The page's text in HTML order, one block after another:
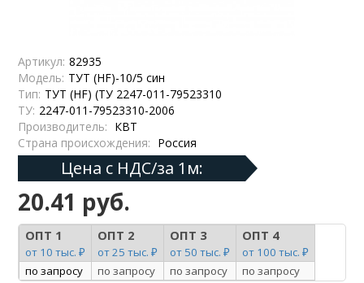
Артикул: 82935
Модель: ТУТ (HF)-10/5 син
Тип: ТУТ (HF) (ТУ 2247-011-79523310
ТУ: 2247-011-79523310-2006
Производитель: КВТ
Страна происхождения: Россия
Цена с НДС/за 1м:
20.41 руб.
ОПТ 1
от 10 тыс. ₽
ОПТ 2
от 25 тыс. ₽
ОПТ 3
от 50 тыс. ₽
ОПТ 4
от 100 тыс. ₽
по запросу
по запросу по запросу по запросу